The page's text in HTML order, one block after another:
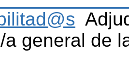
general de